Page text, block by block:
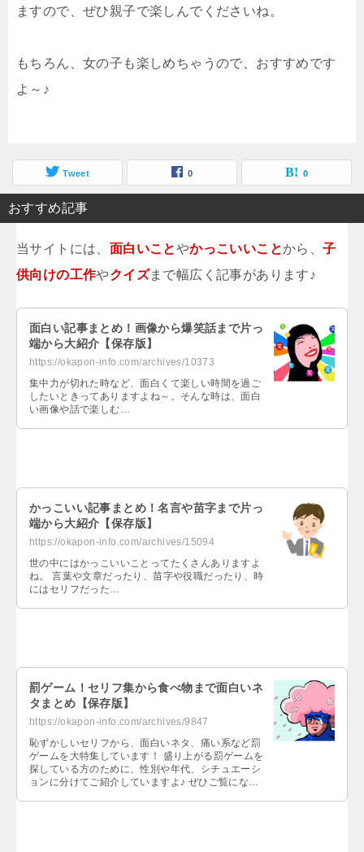
ますので、ぜひ親子で楽しんでくださいね。
もちろん、女の子も楽しめちゃうので、おすすめです
よ～♪
Tweet 0 0
おすすめ記事
当サイトには、 面白いことやかっこいいことから、子
供向けの工作やクイズまで幅広く記事があります♪
面白い記事まとめ！画像から爆笑話まで片っ
端から大紹介【保存版】
https://okapon-info.com/archives/10373
集中力が切れた時など、面白くて楽しい時間を過ご
したいときってありますよね～。そんな時は、面白
い画像や話で楽しむ…
かっこいい記事まとめ！名言や苗字まで片っ
端から大紹介【保存版】
https://okapon-info.com/archives/15094
世の中にはかっこいいことってたくさんありますよ
ね。 言葉や文章だったり、苗字や役職だったり、時
にはセリフだった…
罰ゲーム！セリフ集から食べ物まで面白いネ
タまとめ【保存版】
https://okapon-info.com/archives/9847
恥ずかしいセリフから、面白いネタ、痛い系など罰
ゲームを大特集しています！ 盛り上がる罰ゲームを
探している方のために、性別や年代、シチュエーシ
ョンに分けてご紹介していますよ♪ ぜひご覧になっ